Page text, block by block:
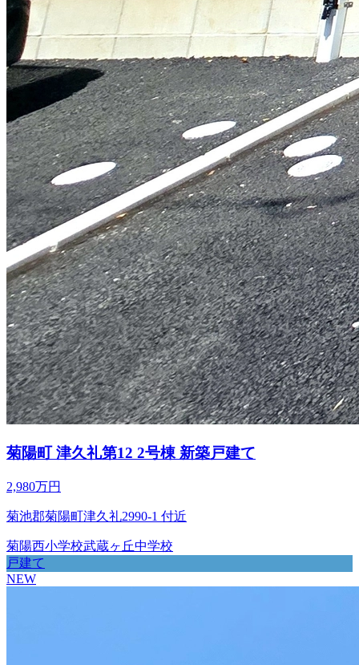
菊陽町 津久礼第12 2号棟 新築戸建て
2,980万円
菊池郡菊陽町津久礼2990-1 付近
菊陽西小学校武蔵ヶ丘中学校
戸建て
NEW